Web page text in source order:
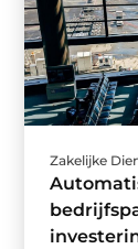
Zakelijke